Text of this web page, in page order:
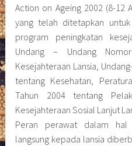
Action on Ageing 2002 (8-12
yang telah ditetapkan
program peningkatan
Undang – Undang
Kesejahteraan Lansia,
tentang Kesehatan,
Tahun 2004 tentang
Kesejahteraan Sosial Lanjut
Peran perawat dalam hal
langsung kepada lansia